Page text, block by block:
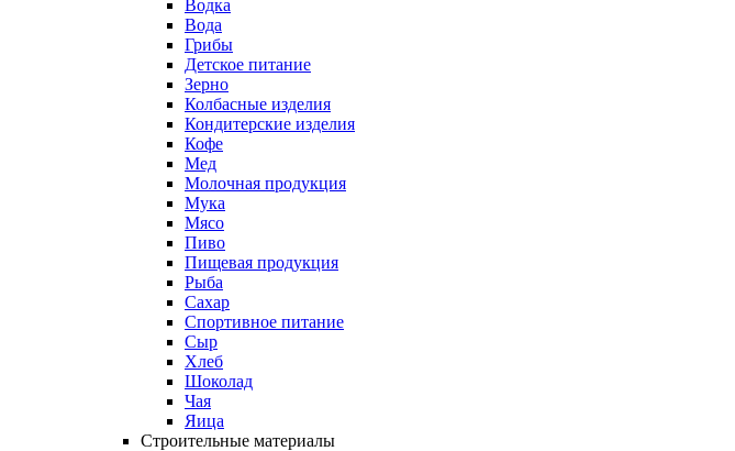
Водка
Вода
Грибы
Детское питание
Зерно
Колбасные изделия
Кондитерские изделия
Кофе
Мед
Молочная продукция
Мука
Мясо
Пиво
Пищевая продукция
Рыба
Сахар
Спортивное питание
Сыр
Хлеб
Шоколад
Чая
Яица
Строительные материалы